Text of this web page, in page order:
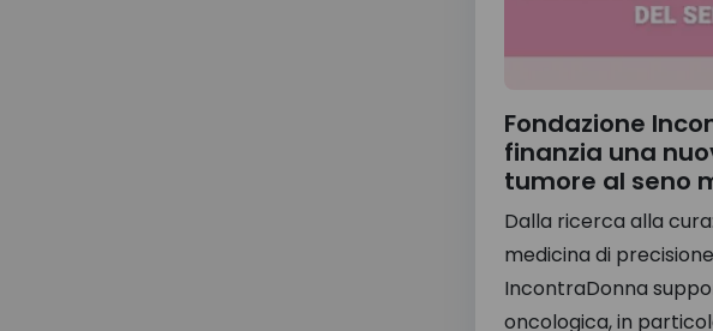
Fondazione
finanzia una
tumore al seno
Dalla ricerca alla
medicina di
IncontraDonna
oncologica, in